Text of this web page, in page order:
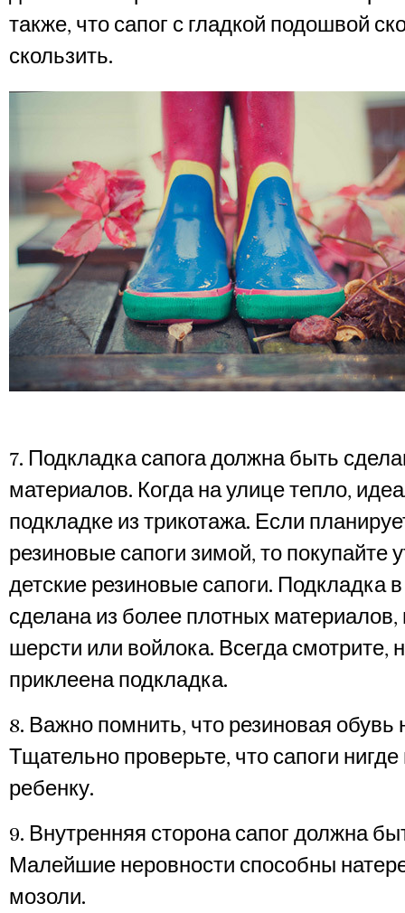
также, что сапог с гладкой подошвой
скользить.
7. Подкладка сапога должна быть
материалов. Когда на улице тепло,
подкладке из трикотажа. Если
резиновые сапоги зимой, то покупайте
детские резиновые сапоги. Подкладка в
сделана из более плотных материалов,
шерсти или войлока. Всегда смотрите,
приклеена подкладка.
8. Важно помнить, что резиновая обувь
Тщательно проверьте, что сапоги
ребенку.
9. Внутренняя сторона сапог должна
Малейшие неровности способны
мозоли.